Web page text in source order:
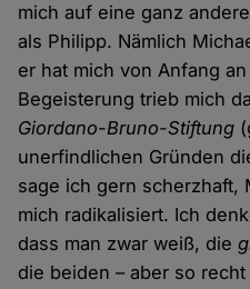
mich auf eine ganz
als Philipp. Nämlich
er hat mich von Anfang
Begeisterung trieb mich
Giordano-Bruno-Stiftung
unerfindlichen Gründen
sage ich gern scherzhaft,
mich radikalisiert. Ich
dass man zwar weiß, die
die beiden – aber so